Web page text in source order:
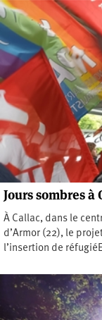
Jours sombres à
À Callac, dans le
d’Armor (22), le
l’insertion de